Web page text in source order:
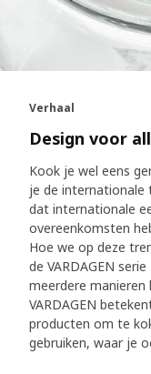
Verhaal
Design voor
Kook je wel eens
je de
dat internationale
overeenkomsten
Hoe we op deze
de VARDAGEN
meerdere manieren
VARDAGEN
producten om te
gebruiken, waar je